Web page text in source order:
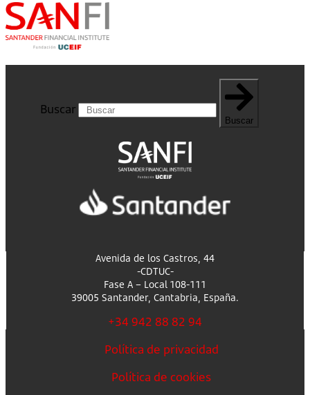
Buscar
Buscar
Avenida de los Castros, 44
-CDTUC-
Fase A – Local 108-111
39005 Santander, Cantabria, España.
+34 942 88 82 94
Política de privacidad
Política de cookies